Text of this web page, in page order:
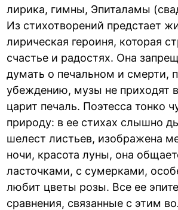
лирика, гимны, Эпиталамы
Из стихотворений предстает
лирическая героиня, которая
счастье и радостях. Она
думать о печальном и смерти,
убеждению, музы не приходят
царит печаль. Поэтесса тонко
природу: в ее стихах слышно
шелест листьев, изображена
ночи, красота луны, она
ласточками, с сумерками,
любит цветы розы. Все ее
сравнения, связанные с этим